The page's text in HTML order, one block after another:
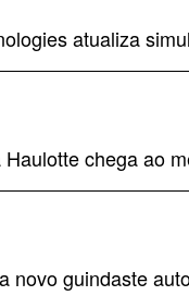
atualiza
chega ao
novo guindaste